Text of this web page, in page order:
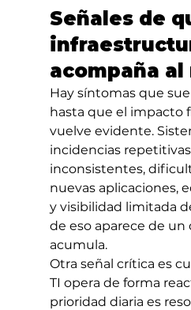
Señales de
acompaña
Hay síntomas que
hasta que el impacto
vuelve evidente.
incidencias
inconsistentes,
nuevas aplicaciones,
y visibilidad limitada
de eso aparece de un
acumula.
Otra señal crítica es
TI opera de forma
prioridad diaria es